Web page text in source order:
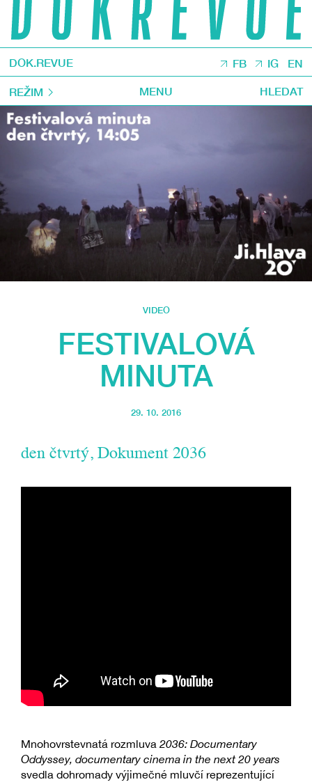
DOK.REVUE FB IG EN
REŽIM MENU HLEDAT
VIDEO
FESTIVALOVÁ
MINUTA
29. 10. 2016
den čtvrtý, Dokument 2036
Mnohovrstevnatá rozmluva 2036: Documentary
Oddyssey, documentary cinema in the next 20 years
svedla dohromady výjimečné mluvčí reprezentující